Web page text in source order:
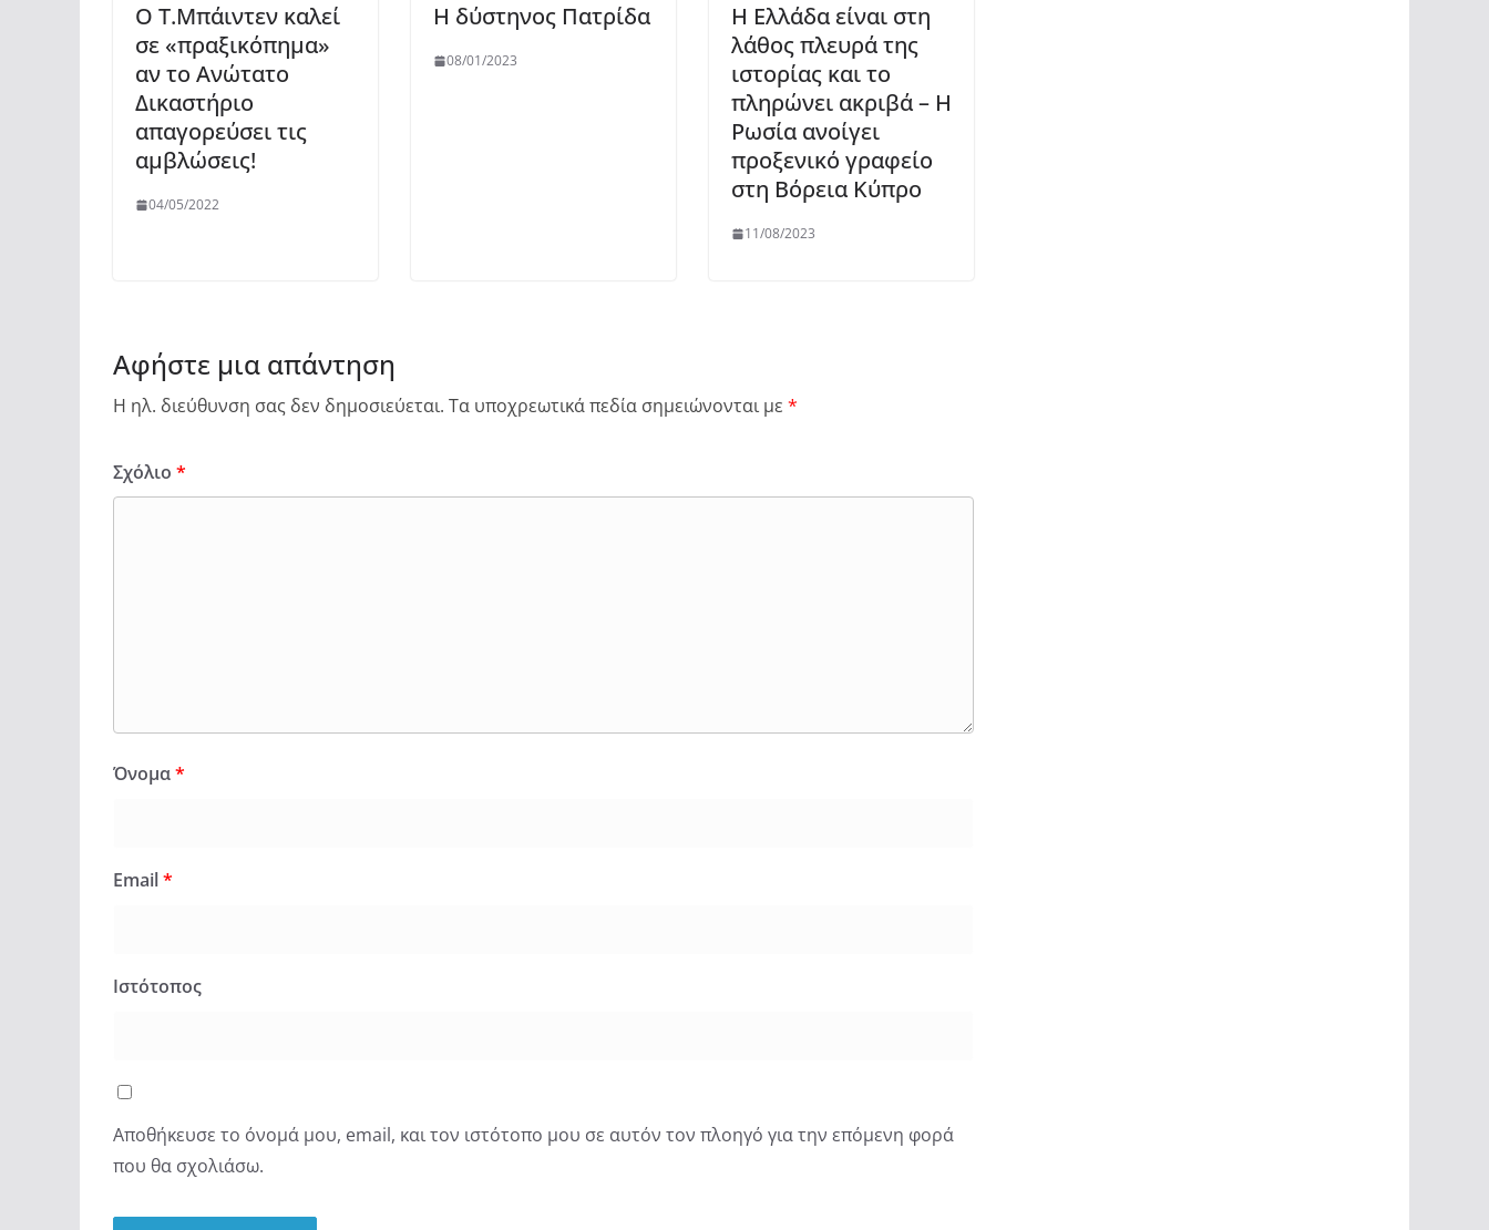
Ο Τ.Μπάιντεν καλεί
σε «πραξικόπημα»
αν το Ανώτατο
Δικαστήριο
απαγορεύσει τις
αμβλώσεις!
04/05/2022
H δύστηνος Πατρίδα
08/01/2023
Η Ελλάδα είναι στη
λάθος πλευρά της
ιστορίας και το
πληρώνει ακριβά – Η
Ρωσία ανοίγει
προξενικό γραφείο
στη Βόρεια Κύπρο
11/08/2023
Αφήστε μια απάντηση
Η ηλ. διεύθυνση σας δεν δημοσιεύεται. Τα υποχρεωτικά πεδία σημειώνονται με *
Σχόλιο *
Όνομα*
Email*
Ιστότοπος
Αποθήκευσε το όνομά μου, email, και τον ιστότοπο μου σε αυτόν τον πλοηγό για την επόμενη φορά
που θα σχολιάσω.